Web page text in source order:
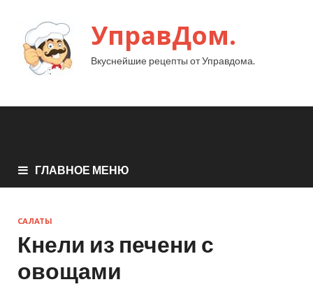
УправДом.
Вкуснейшие рецепты от Управдома.
ГЛАВНОЕ МЕНЮ
САЛАТЫ
Кнели из печени с
овощами